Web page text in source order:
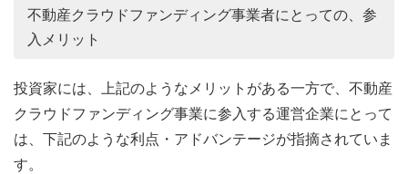
不動産クラウドファンディング事業者にとっての、参
入メリット
投資家には、上記のようなメリットがある一方で、不動産
クラウドファンディング事業に参入する運営企業にとって
は、下記のような利点・アドバンテージが指摘されていま
す。